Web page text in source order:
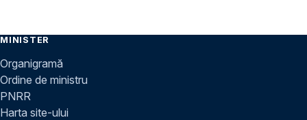
MINISTER
Organigramă
Ordine de ministru
PNRR
Harta site-ului